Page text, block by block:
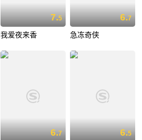
7.5
我爱夜来香
6.7
急冻奇侠
6.7 6.5